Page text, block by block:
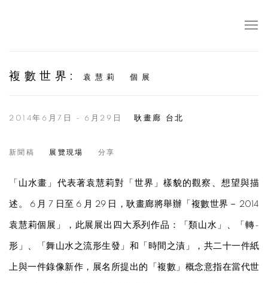
複數世界 : 袁慧莉 個展
2014年6月7日 - 6月29日 耿畫廊 台北
新聞稿 展覽現場 分享
「山水畫」代表著袁慧莉對「世界」樣貌的觀察、想望與描
述。 6 月 7 日至 6 月 29 日，耿畫廊將舉辦「複數世界－ 2014
袁慧莉個展」，此展展出四大系列作品：「類山水」、「轉-
形」、「舞山水之流形生發」和「時間之漬」，共二十一件紙
上與一件錄像新作，展名所提出的「複數」概念意指在當代世